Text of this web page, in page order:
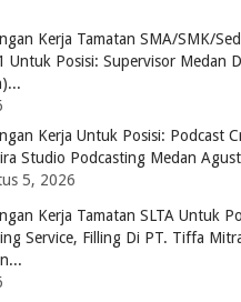
Kerja Tamatan SMA/SMK/
Untuk Posisi: Supervisor Medan
Kerja Untuk Posisi: Podcast
Studio Podcasting Medan
5, 2026
Kerja Tamatan SLTA Untuk
Service, Filling Di PT. Tiffa